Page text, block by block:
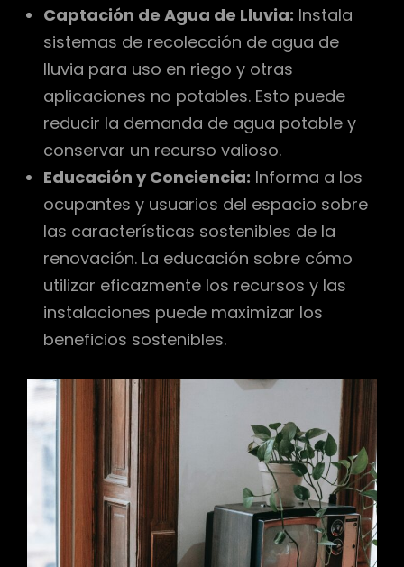
Captación de Agua de Lluvia: Instala
sistemas de recolección de agua de
lluvia para uso en riego y otras
aplicaciones no potables. Esto puede
reducir la demanda de agua potable y
conservar un recurso valioso.
Educación y Conciencia: Informa a los
ocupantes y usuarios del espacio sobre
las características sostenibles de la
renovación. La educación sobre cómo
utilizar eficazmente los recursos y las
instalaciones puede maximizar los
beneficios sostenibles.